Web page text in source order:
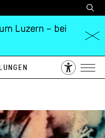
Luzern – bei